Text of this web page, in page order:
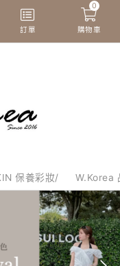
訂單
0
購物車
保養彩妝/ W.Korea